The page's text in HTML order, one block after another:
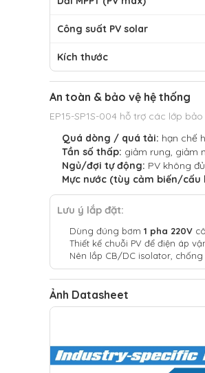
Công suất PV solar
Kích thước
An toàn & bảo vệ hệ thống
EP15-SP1S-004 hỗ trợ các lớp
Quá dòng / quá tải: hạn chế
Tần số thấp: giảm rung, giảm
Ngủ/đợi tự động: PV không
Mực nước (tùy cảm biến/cấu
Lưu ý lắp đặt:
Dùng đúng bơm 1 pha 220V
Thiết kế chuỗi PV để điện áp
Nên lắp CB/DC isolator,
Ảnh Datasheet